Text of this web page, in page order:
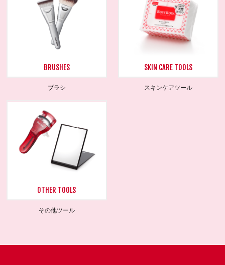
BRUSHES
ブラシ
SKIN CARE TOOLS
スキンケアツール
OTHER TOOLS
その他ツール